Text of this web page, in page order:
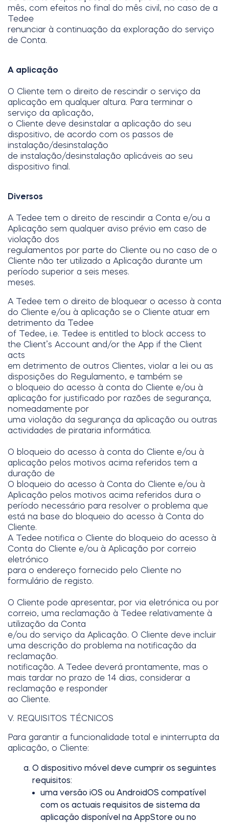
mês, com efeitos no final do mês civil, no caso de a
Tedee
renunciar à continuação da exploração do serviço
de Conta.
A aplicação
O Cliente tem o direito de rescindir o serviço da
aplicação em qualquer altura. Para terminar o
serviço da aplicação,
o Cliente deve desinstalar a aplicação do seu
dispositivo, de acordo com os passos de
instalação/desinstalação
de instalação/desinstalação aplicáveis ao seu
dispositivo final.
Diversos
A Tedee tem o direito de rescindir a Conta e/ou a
Aplicação sem qualquer aviso prévio em caso de
violação dos
regulamentos por parte do Cliente ou no caso de o
Cliente não ter utilizado a Aplicação durante um
período superior a seis meses.
meses.
A Tedee tem o direito de bloquear o acesso à conta
do Cliente e/ou à aplicação se o Cliente atuar em
detrimento da Tedee
of Tedee, i.e. Tedee is entitled to block access to
the Client’s Account and/or the App if the Client
acts
em detrimento de outros Clientes, violar a lei ou as
disposições do Regulamento, e também se
o bloqueio do acesso à conta do Cliente e/ou à
aplicação for justificado por razões de segurança,
nomeadamente por
uma violação da segurança da aplicação ou outras
actividades de pirataria informática.
O bloqueio do acesso à conta do Cliente e/ou à
aplicação pelos motivos acima referidos tem a
duração de
O bloqueio do acesso à Conta do Cliente e/ou à
Aplicação pelos motivos acima referidos dura o
período necessário para resolver o problema que
está na base do bloqueio do acesso à Conta do
Cliente.
A Tedee notifica o Cliente do bloqueio do acesso à
Conta do Cliente e/ou à Aplicação por correio
eletrónico
para o endereço fornecido pelo Cliente no
formulário de registo.
O Cliente pode apresentar, por via eletrónica ou por
correio, uma reclamação à Tedee relativamente à
utilização da Conta
e/ou do serviço da Aplicação. O Cliente deve incluir
uma descrição do problema na notificação da
reclamação.
notificação. A Tedee deverá prontamente, mas o
mais tardar no prazo de 14 dias, considerar a
reclamação e responder
ao Cliente.
V. REQUISITOS TÉCNICOS
Para garantir a funcionalidade total e ininterrupta da
aplicação, o Cliente:
O dispositivo móvel deve cumprir os seguintes
requisitos:
uma versão iOS ou AndroidOS compatível
com os actuais requisitos de sistema da
aplicação disponível na AppStore ou no